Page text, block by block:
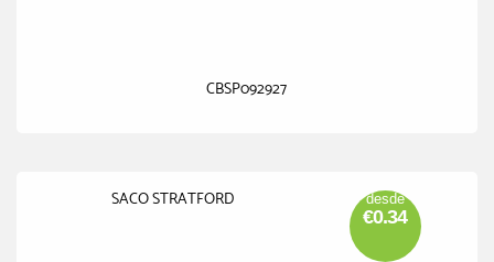
CBSP092927
SACO STRATFORD desde
€0.34